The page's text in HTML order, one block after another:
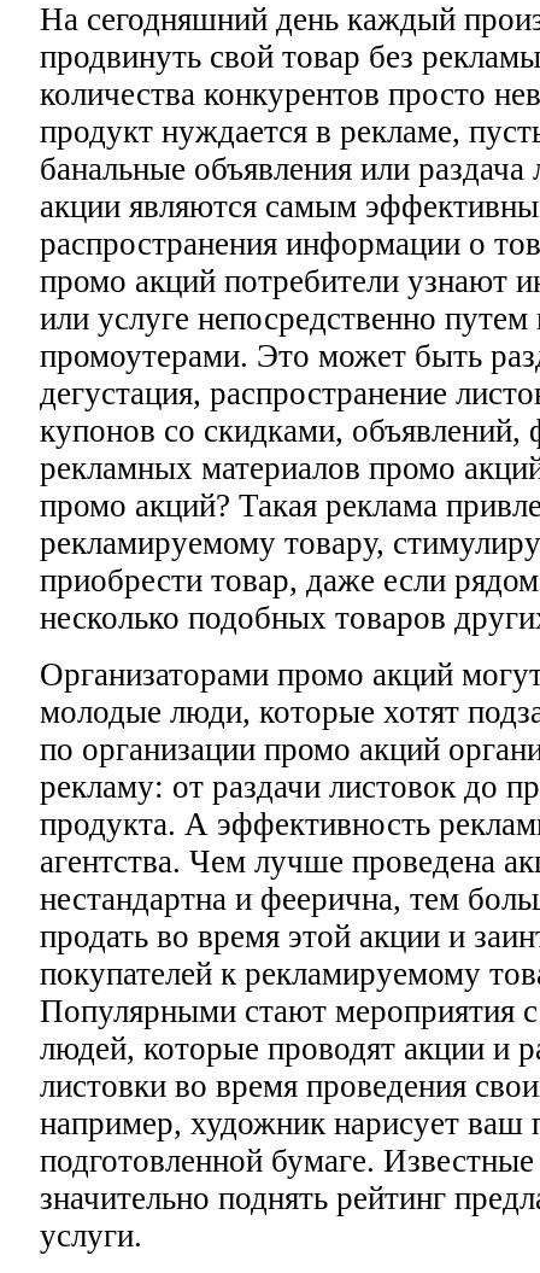
На сегодняшний день каждый
продвинуть свой товар без
количества конкурентов просто
продукт нуждается в рекламе,
банальные объявления или
акции являются самым
распространения информации о
промо акций потребители узнают
или услуге непосредственно путем
промоутерами. Это может быть
дегустация, распространение
купонов со скидками, объявлений,
рекламных материалов промо
промо акций? Такая реклама
рекламируемому товару,
приобрести товар, даже если
несколько подобных товаров
Организаторами промо акций
молодые люди, которые хотят
по организации промо акций
рекламу: от раздачи листовок до
продукта. А эффективность
агентства. Чем лучше проведена
нестандартна и феерична, тем
продать во время этой акции и
покупателей к рекламируемому
Популярными стают мероприятия
людей, которые проводят акции и
листовки во время проведения
например, художник нарисует ваш
подготовленной бумаге.
значительно поднять рейтинг
услуги.